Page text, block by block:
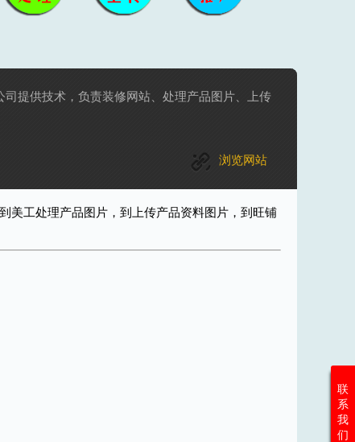
提供技术，负责装修网站、处理产品图片、上传
浏览网站
美工处理产品图片，到上传产品资料图片，到旺铺
联
系
我
们